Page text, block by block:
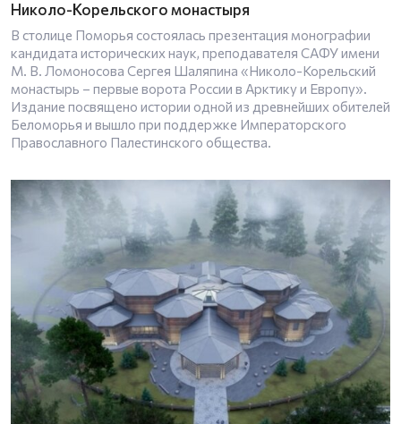
Николо-Корельского монастыря
В столице Поморья состоялась презентация монографии
кандидата исторических наук, преподавателя САФУ имени
М. В. Ломоносова Сергея Шаляпина «Николо-Корельский
монастырь – первые ворота России в Арктику и Европу».
Издание посвящено истории одной из древнейших обителей
Беломорья и вышло при поддержке Императорского
Православного Палестинского общества.